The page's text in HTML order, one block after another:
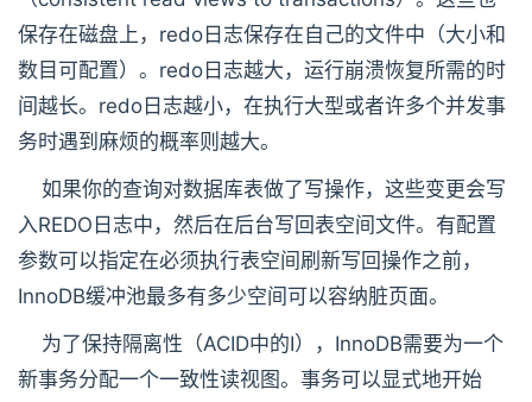
保存在磁盘上，redo日志保存在自己的文件中（大小和
数目可配置）。redo日志越大，运行崩溃恢复所需的时
间越长。redo日志越小，在执行大型或者许多个并发事
务时遇到麻烦的概率则越大。
如果你的查询对数据库表做了写操作，这些变更会写
入REDO日志中，然后在后台写回表空间文件。有配置
参数可以指定在必须执行表空间刷新写回操作之前，
InnoDB缓冲池最多有多少空间可以容纳脏页面。
为了保持隔离性（ACID中的I），InnoDB需要为一个
新事务分配一个一致性读视图。事务可以显式地开始